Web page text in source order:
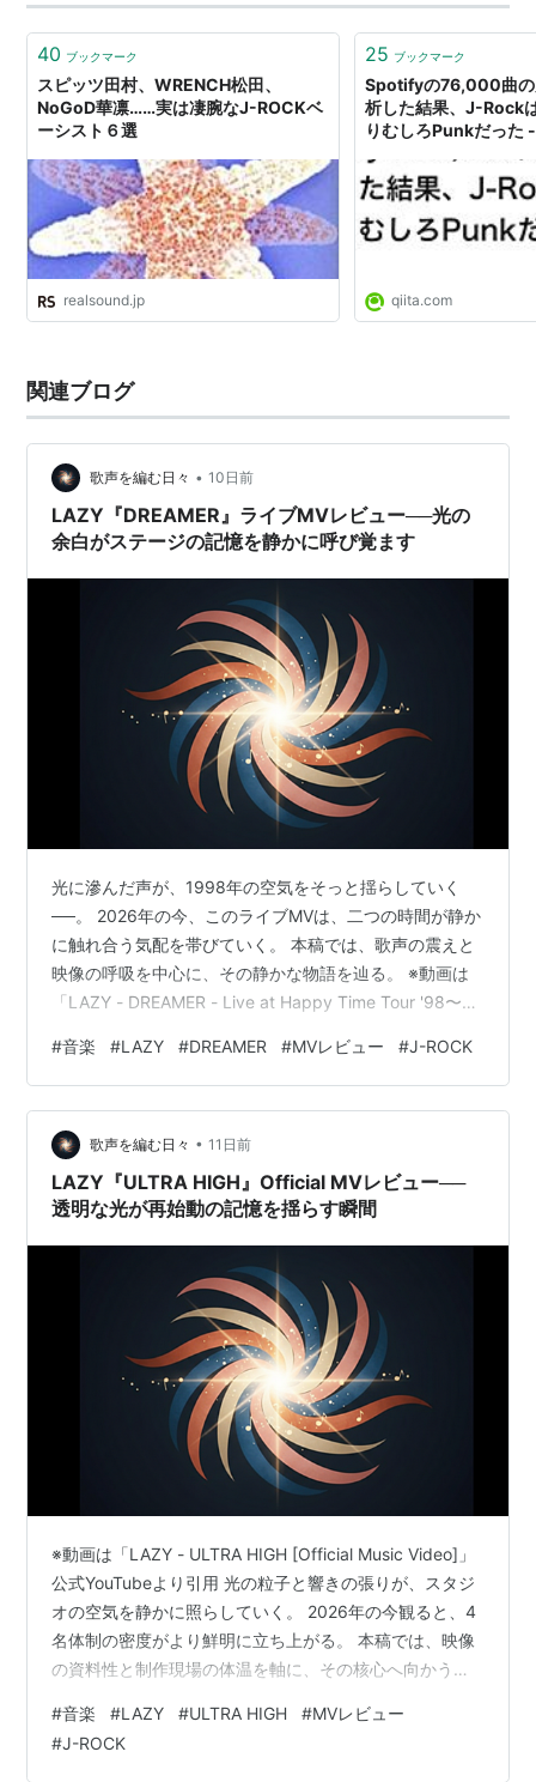
40 ブックマーク
スピッツ田村、WRENCH松田、
NoGoD華凛……実は凄腕なJ-ROCKベ
ーシスト６選
realsound.jp
25 ブックマーク
Spotifyの76,000曲の
析した結果、J-Rock
りむしろPunkだった
qiita.com
関連ブログ
歌声を編む日々 • 10日前
LAZY『DREAMER』ライブMVレビュー──光の
余白がステージの記憶を静かに呼び覚ます
光に滲んだ声が、1998年の空気をそっと揺らしていく
──。 2026年の今、このライブMVは、二つの時間が静か
に触れ合う気配を帯びていく。 本稿では、歌声の震えと
映像の呼吸を中心に、その静かな物語を辿る。 ※動画は
「LAZY - DREAMER - Live at Happy Time Tour '98〜黒
ステージの明度が揺れ、赤坂BLITZの夜気がふわりと滲む
中で、 「DREAMER（Live at Happy Time Tour ’98〜黒
頭巾のなすがまま〜）」の映像は、1998年という時間の
縁を静かに震わせる。 単独公開…
#音楽 #LAZY #DREAMER #MVレビュー #J-ROCK
歌声を編む日々 • 11日前
LAZY『ULTRA HIGH』Official MVレビュー──
透明な光が再始動の記憶を揺らす瞬間
※動画は「LAZY - ULTRA HIGH [Official Music Video]」
公式YouTubeより引用 光の粒子と響きの張りが、スタジ
オの空気を静かに照らしていく。 2026年の今観ると、4
名体制の密度がより鮮明に立ち上がる。 本稿では、映像
の資料性と制作現場の体温を軸に、その核心へ向かう。
98年再始動期を捉えた映像資料 LAZYが公式YouTubeチ
ャンネルで公開した『ULTRA HIGH』Official Music
#音楽 #LAZY #ULTRA HIGH #MVレビュー
#J-ROCK